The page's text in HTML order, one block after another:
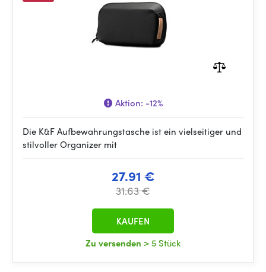
Aktion: -12%
Die K&F Aufbewahrungstasche ist ein vielseitiger und
stilvoller Organizer mit
27.91 €
31.63 €
Zu versenden > 5 Stück
KAUFEN